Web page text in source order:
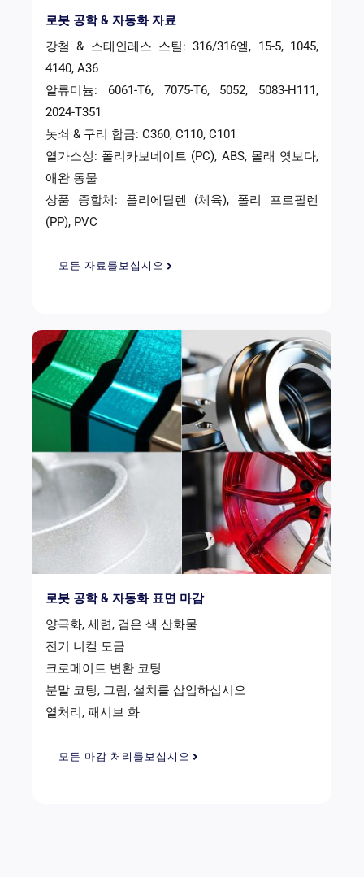
로봇 공학 & 자동화 자료
강철 & 스테인레스 스틸: 316/316엘, 15-5, 1045,
4140, A36
알류미늄: 6061-T6, 7075-T6, 5052, 5083-H111,
2024-T351
놋쇠 & 구리 합금: C360, C110, C101
열가소성: 폴리카보네이트 (PC), ABS, 몰래 엿보다,
애완 동물
상품 중합체: 폴리에틸렌 (체육), 폴리 프로필렌
(PP), PVC
모든 자료를보십시오
로봇 공학 & 자동화 표면 마감
양극화, 세련, 검은 색 산화물
전기 니켈 도금
크로메이트 변환 코팅
분말 코팅, 그림, 설치를 삽입하십시오
열처리, 패시브 화
모든 마감 처리를보십시오